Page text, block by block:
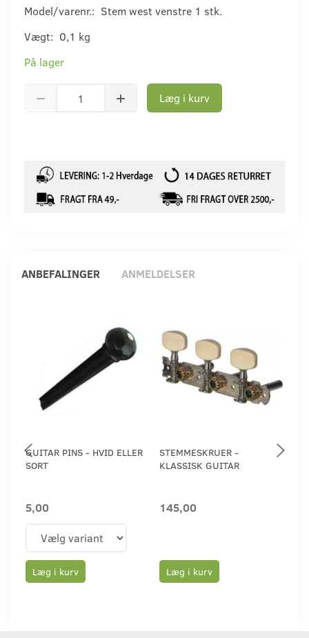
Model/varenr.: Stem west venstre 1 stk.
Vægt: 0,1 kg
På lager
Læg i kurv
ANBEFALINGER ANMELDELSER
GUITAR PINS - HVID ELLER
SORT
5,00
Læg i kurv
STEMMESKRUER -
KLASSISK GUITAR
145,00
Læg i kurv